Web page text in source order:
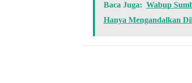
Baca Juga: Wabup
Hanya Mengandalkan